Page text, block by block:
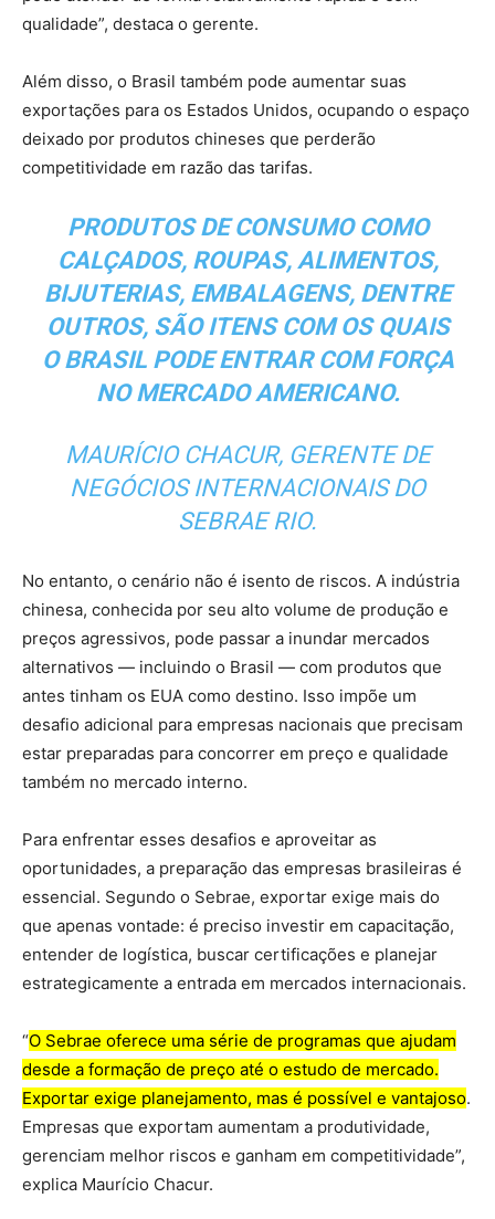
qualidade”, destaca o gerente.
Além disso, o Brasil também pode aumentar suas
exportações para os Estados Unidos, ocupando o espaço
deixado por produtos chineses que perderão
competitividade em razão das tarifas.
PRODUTOS DE CONSUMO COMO
CALÇADOS, ROUPAS, ALIMENTOS,
BIJUTERIAS, EMBALAGENS, DENTRE
OUTROS, SÃO ITENS COM OS QUAIS
O BRASIL PODE ENTRAR COM FORÇA
NO MERCADOAMERICANO.
MAURÍCIO CHACUR, GERENTE DE
NEGÓCIOS INTERNACIONAIS DO
SEBRAE RIO.
No entanto, o cenário não é isento de riscos. A indústria
chinesa, conhecida por seu alto volume de produção e
preços agressivos, pode passar a inundar mercados
alternativos — incluindo o Brasil — com produtos que
antes tinham os EUA como destino. Isso impõe um
desafio adicional para empresas nacionais que precisam
estar preparadas para concorrer em preço e qualidade
também no mercado interno.
Para enfrentar esses desafios e aproveitar as
oportunidades, a preparação das empresas brasileiras é
essencial. Segundo o Sebrae, exportar exige mais do
que apenas vontade: é preciso investir em capacitação,
entender de logística, buscar certificações e planejar
estrategicamente a entrada em mercados internacionais.
“O Sebrae oferece uma série de programas que ajudam
desde a formação de preço até o estudo de mercado.
Exportar exige planejamento, mas é possível e vantajoso.
Empresas que exportam aumentam a produtividade,
gerenciam melhor riscos e ganham em competitividade”,
explica Maurício Chacur.